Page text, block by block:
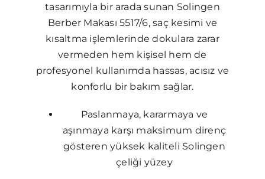
tasarımıyla bir arada sunan Solingen
Berber Makası 5517/6, saç kesimi ve
kısaltma işlemlerinde dokulara zarar
vermeden hem kişisel hem de
profesyonel kullanımda hassas, acısız ve
konforlu bir bakım sağlar.
Paslanmaya, kararmaya ve
aşınmaya karşı maksimum direnç
gösteren yüksek kaliteli Solingen
çeliği yüzey